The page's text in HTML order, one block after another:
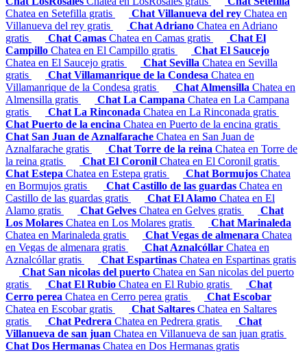
Chatea en Setefilla gratis
Chat Villanueva del rey Chatea en
Villanueva del rey gratis
Chat Adriano Chatea en Adriano
gratis
Chat Camas Chatea en Camas gratis
Chat El
Campillo Chatea en El Campillo gratis
Chat El Saucejo
Chatea en El Saucejo gratis
Chat Sevilla Chatea en Sevilla
gratis
Chat Villamanrique de la Condesa Chatea en
Villamanrique de la Condesa gratis
Chat Almensilla Chatea en
Almensilla gratis
Chat La Campana Chatea en La Campana
gratis
Chat La Rinconada Chatea en La Rinconada gratis
Chat Puerto de la encina Chatea en Puerto de la encina gratis
Chat San Juan de Aznalfarache Chatea en San Juan de
Aznalfarache gratis
Chat Torre de la reina Chatea en Torre de
la reina gratis
Chat El Coronil Chatea en El Coronil gratis
Chat Estepa Chatea en Estepa gratis Chat Bormujos Chatea
en Bormujos gratis
Chat Castillo de las guardas Chatea en
Castillo de las guardas gratis
Chat El Alamo Chatea en El
Alamo gratis
Chat Gelves Chatea en Gelves gratis
Chat
Los Molares Chatea en Los Molares gratis
Chat Marinaleda
Chatea en Marinaleda gratis
Chat Vegas de almenara Chatea
en Vegas de almenara gratis
Chat Aznalcóllar Chatea en
Aznalcóllar gratis
Chat Espartinas Chatea en Espartinas gratis
Chat San nicolas del puerto Chatea en San nicolas del puerto
gratis
Chat El Rubio Chatea en El Rubio gratis
Chat
Cerro perea Chatea en Cerro perea gratis
Chat Escobar
Chatea en Escobar gratis
Chat Saltares Chatea en Saltares
gratis
Chat Pedrera Chatea en Pedrera gratis
Chat
Villanueva de san juan Chatea en Villanueva de san juan gratis
Chat Dos Hermanas Chatea en Dos Hermanas gratis